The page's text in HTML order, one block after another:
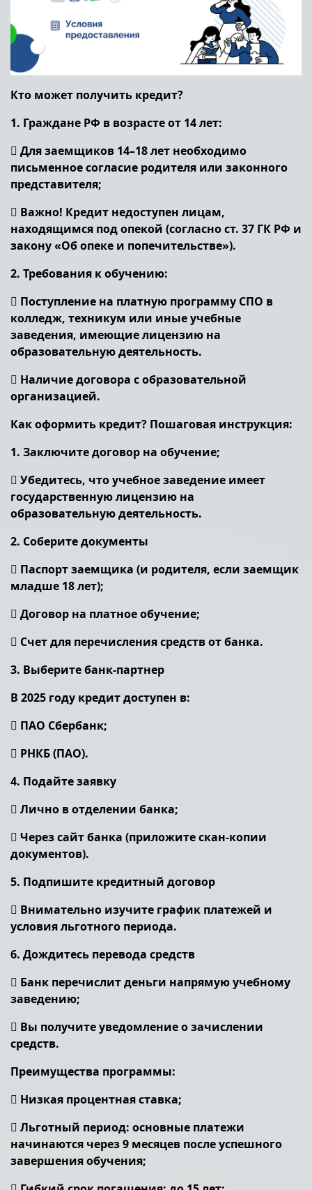
Кто может получить кредит?
1. Граждане РФ в возрасте от 14 лет:
 Для заемщиков 14–18 лет необходимо
письменное согласие родителя или законного
представителя;
 Важно! Кредит недоступен лицам,
находящимся под опекой (согласно ст. 37 ГК РФ и
закону «Об опеке и попечительстве»).
2. Требования к обучению:
 Поступление на платную программу СПО в
колледж, техникум или иные учебные
заведения, имеющие лицензию на
образовательную деятельность.
 Наличие договора с образовательной
организацией.
Как оформить кредит? Пошаговая инструкция:
1. Заключите договор на обучение;
 Убедитесь, что учебное заведение имеет
государственную лицензию на
образовательную деятельность.
2. Соберите документы
 Паспорт заемщика (и родителя, если заемщик
младше 18 лет);
 Договор на платное обучение;
 Счет для перечисления средств от банка.
3. Выберите банк-партнер
В 2025 году кредит доступен в:
 ПАО Сбербанк;
 РНКБ (ПАО).
4. Подайте заявку
 Лично в отделении банка;
 Через сайт банка (приложите скан-копии
документов).
5. Подпишите кредитный договор
 Внимательно изучите график платежей и
условия льготного периода.
6. Дождитесь перевода средств
 Банк перечислит деньги напрямую учебному
заведению;
 Вы получите уведомление о зачислении
средств.
Преимущества программы:
 Низкая процентная ставка;
 Льготный период: основные платежи
начинаются через 9 месяцев после успешного
завершения обучения;